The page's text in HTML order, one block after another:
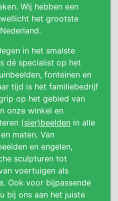
Wij hebben een
het grootste
in het smalste
dé specialist op het
fonteinen en
tijd is het familiebedrijf
op het gebied van
onze winkel en
(sier)beelden in alle
maten. Van
en engelen,
sculpturen tot
voertuigen als
Ook voor bijpassende
bij ons aan het juiste